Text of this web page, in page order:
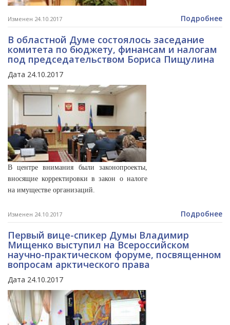
Изменен 24.10.2017 Подробнее
В областной Думе состоялось заседание
комитета по бюджету, финансам и налогам
под председательством Бориса Пищулина
Дата 24.10.2017
В центре внимания были законопроекты,
вносящие корректировки в закон о налоге
на имуществе организаций.
Изменен 24.10.2017 Подробнее
Первый вице-спикер Думы Владимир
Мищенко выступил на Всероссийском
научно-практическом форуме, посвященном
вопросам арктического права
Дата 24.10.2017